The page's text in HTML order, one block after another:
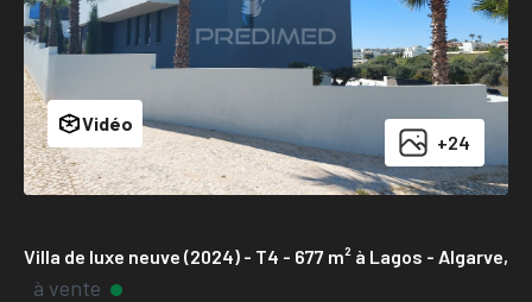
+24
Vidéo
Villa de luxe neuve (2024) - T4 - 677 m² à Lagos - Algarve,
à vente